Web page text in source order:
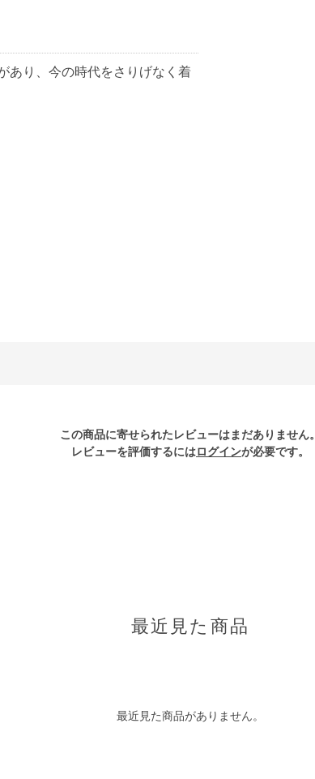
あり、今の時代をさりげなく着
この商品に寄せられたレビューはまだありません。
レビューを評価するにはログインが必要です。
最近見た商品
最近見た商品がありません。